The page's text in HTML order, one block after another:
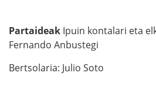
Partaideak Ipuin kontalari eta
Fernando Anbustegi
Bertsolaria: Julio Soto